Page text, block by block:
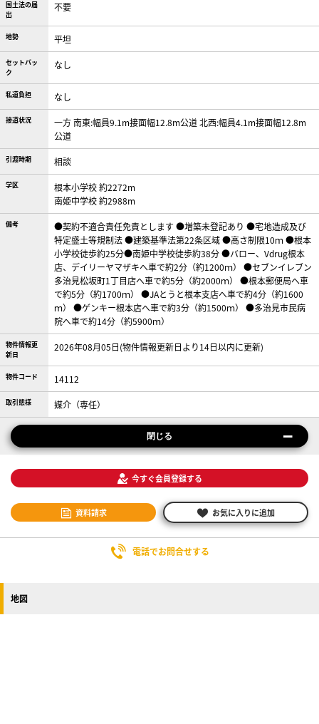
国土法の届
出
不要
地勢 平坦
セットバッ
ク
なし
私道負担 なし
接道状況
一方 南東:幅員9.1m接面幅12.8m公道 北西:幅員4.1m接面幅12.8m
公道
引渡時期 相談
学区
根本小学校 約2272m
南姫中学校 約2988m
備考
●契約不適合責任免責とします ●増築未登記あり ●宅地造成及び
特定盛土等規制法 ●建築基準法第22条区域 ●高さ制限10ｍ ●根本
小学校徒歩約25分●南姫中学校徒歩約38分 ●バロー、Vdrug根本
店、デイリーヤマザキへ車で約2分（約1200ｍ） ●セブンイレブン
多治見松坂町1丁目店へ車で約5分（約2000ｍ） ●根本郵便局へ車
で約5分（約1700ｍ） ●JAとうと根本支店へ車で約4分（約1600
ｍ） ●ゲンキー根本店へ車で約3分（約1500ｍ） ●多治見市民病
院へ車で約14分（約5900ｍ）
物件情報更
新日
2026年08月05日(物件情報更新日より14日以内に更新)
物件コード 14112
取引態様 媒介（専任）
閉じる
今すぐ会員登録する
資料請求 お気に入りに追加
電話でお問合せする
地図